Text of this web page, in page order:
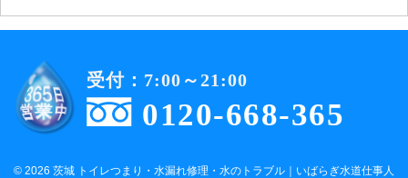
0120-668-365
受付：7:00～21:00
© 2026 茨城 トイレつまり・水漏れ修理・水のトラブル｜いばらぎ水道仕事人